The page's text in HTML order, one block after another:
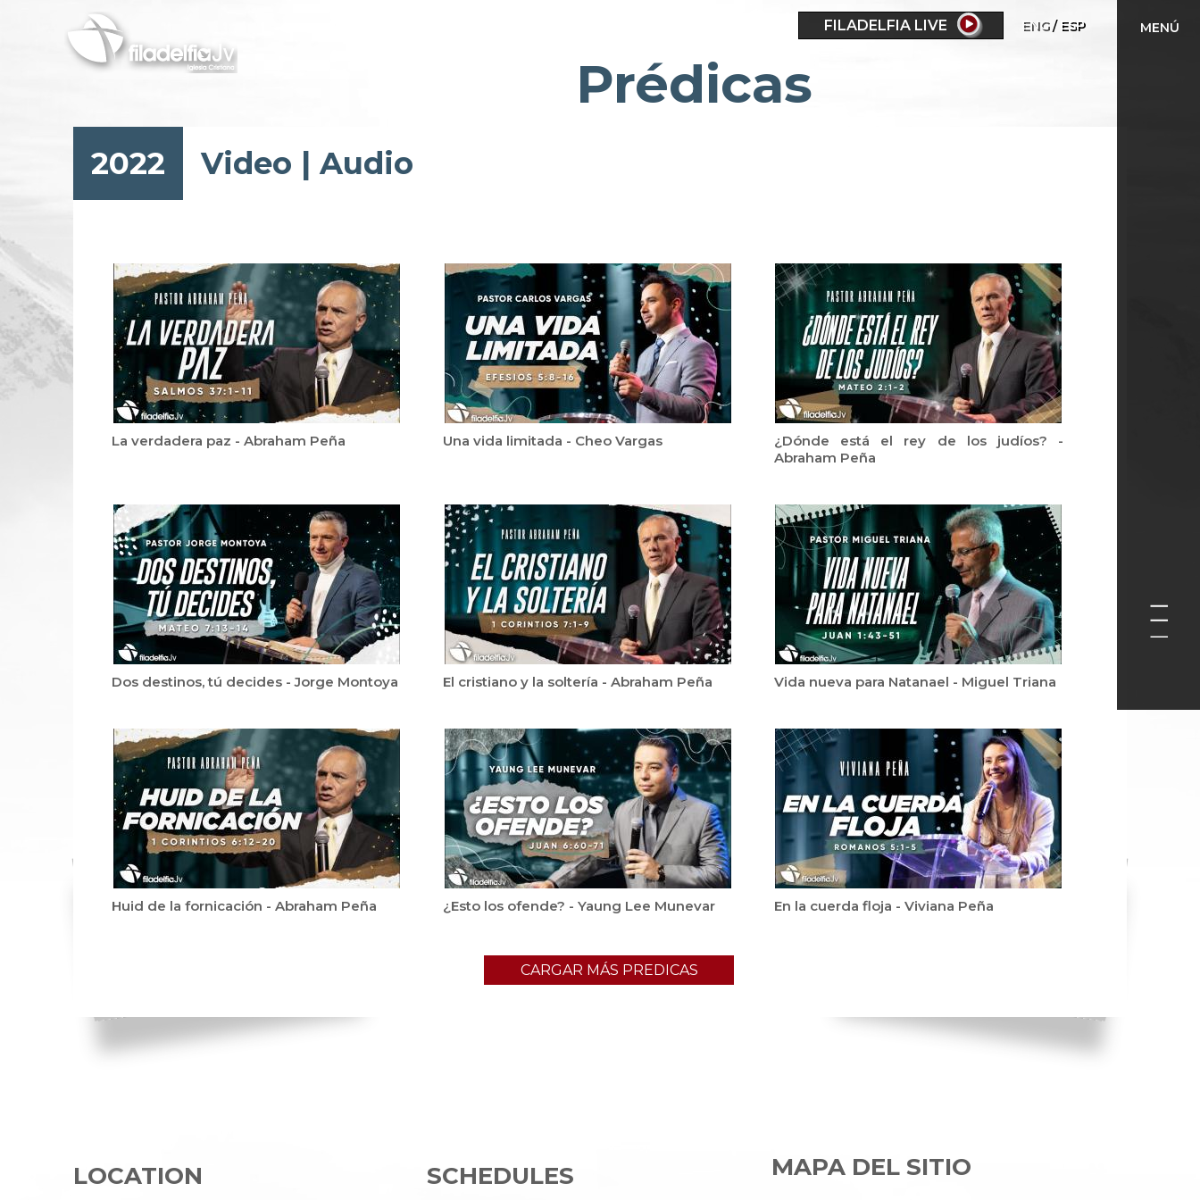
FILADELFIA LIVE ENG ESP MENÚ
Prédicas
2022 Video | Audio
La verdadera paz - Abraham Peña Una vida limitada - Cheo Vargas
¿Dónde está el rey de los judíos? -
Abraham Peña
Dos destinos, tú decides - Jorge Montoya El cristiano y la soltería - Abraham Peña Vida nueva para Natanael - Miguel Triana
Huid de la fornicación - Abraham Peña ¿Esto los ofende? - Yaung Lee Munevar En la cuerda floja - Viviana Peña
Pagination
CARGAR MÁS PREDICAS
LOCATION SCHEDULES MAPA DEL SITIO